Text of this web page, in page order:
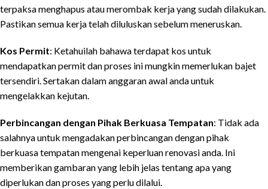
terpaksa menghapus atau merombak kerja yang sudah dilakukan.
Pastikan semua kerja telah diluluskan sebelum meneruskan.
Kos Permit: Ketahuilah bahawa terdapat kos untuk
mendapatkan permit dan proses ini mungkin memerlukan bajet
tersendiri. Sertakan dalam anggaran awal anda untuk
mengelakkan kejutan.
Perbincangan dengan Pihak Berkuasa Tempatan: Tidak ada
salahnya untuk mengadakan perbincangan dengan pihak
berkuasa tempatan mengenai keperluan renovasi anda. Ini
memberikan gambaran yang lebih jelas tentang apa yang
diperlukan dan proses yang perlu dilalui.